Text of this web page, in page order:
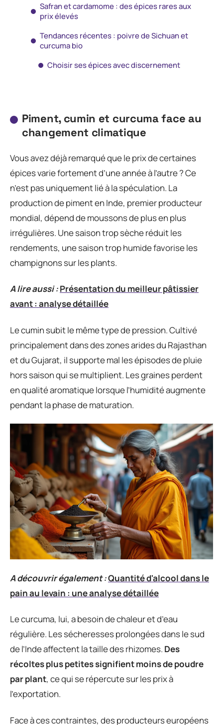
Safran et cardamome : des épices rares aux
prix élevés
Tendances récentes : poivre de Sichuan et
curcuma bio
Choisir ses épices avec discernement
Piment, cumin et curcuma face au
changement climatique
Vous avez déjà remarqué que le prix de certaines
épices varie fortement d’une année à l’autre ? Ce
n’est pas uniquement lié à la spéculation. La
production de piment en Inde, premier producteur
mondial, dépend de moussons de plus en plus
irrégulières. Une saison trop sèche réduit les
rendements, une saison trop humide favorise les
champignons sur les plants.
A lire aussi :Présentation du meilleur pâtissier
avant : analyse détaillée
Le cumin subit le même type de pression. Cultivé
principalement dans des zones arides du Rajasthan
et du Gujarat, il supporte mal les épisodes de pluie
hors saison qui se multiplient. Les graines perdent
en qualité aromatique lorsque l’humidité augmente
pendant la phase de maturation.
A découvrir également :Quantité d'alcool dans le
pain au levain : une analyse détaillée
Le curcuma, lui, a besoin de chaleur et d’eau
régulière. Les sécheresses prolongées dans le sud
de l’Inde affectent la taille des rhizomes. Des
récoltes plus petites signifient moins de poudre
par plant, ce qui se répercute sur les prix à
l’exportation.
Face à ces contraintes, des producteurs européens